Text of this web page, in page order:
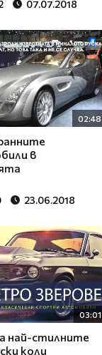
07.07.2018
02:48
в
23.06.2018
03:01
най-стилните
коли